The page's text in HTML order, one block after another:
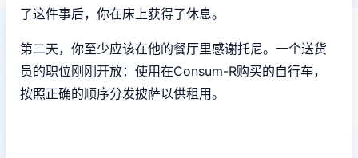
了这件事后，你在床上获得了休息。
第二天，你至少应该在他的餐厅里感谢托尼。一个送货
员的职位刚刚开放：使用在Consum-R购买的自行车，
按照正确的顺序分发披萨以供租用。